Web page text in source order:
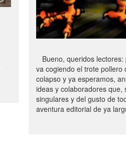
Bueno, queridos
va cogiendo el trote
colapso y ya esperamos,
ideas y colaboradores
singulares y del gusto de
aventura editorial de ya